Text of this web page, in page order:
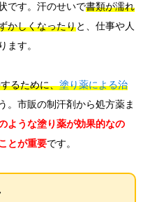
です。汗のせいで書類が濡れ
かしくなったりと、仕事や人
ます。
るために、塗り薬による治
。市販の制汗剤から処方薬ま
ような塗り薬が効果的なの
とが重要です。
Español English